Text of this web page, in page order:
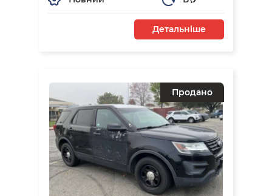
Детальніше
Продано